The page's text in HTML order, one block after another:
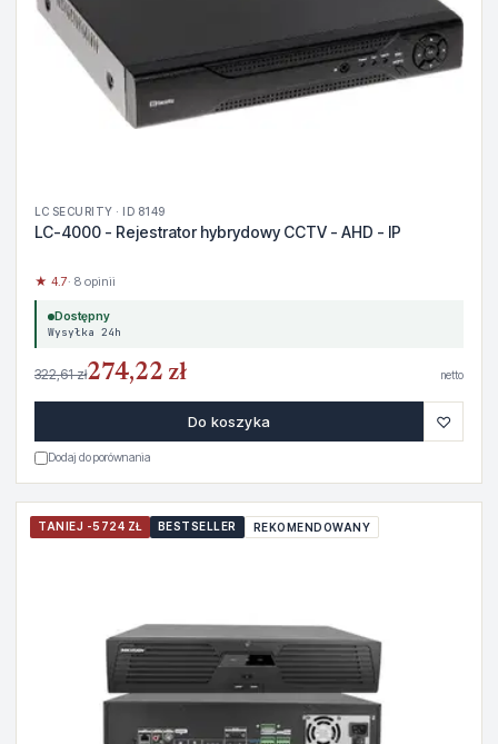
LC SECURITY · ID 8149
LC-4000 - Rejestrator hybrydowy CCTV - AHD - IP
★ 4.7· 8 opinii
Dostępny
Wysyłka 24h
322,61 zł274,22 zł netto
Do koszyka ♡
Dodaj do porównania
TANIEJ -5724 ZŁ BESTSELLER REKOMENDOWANY